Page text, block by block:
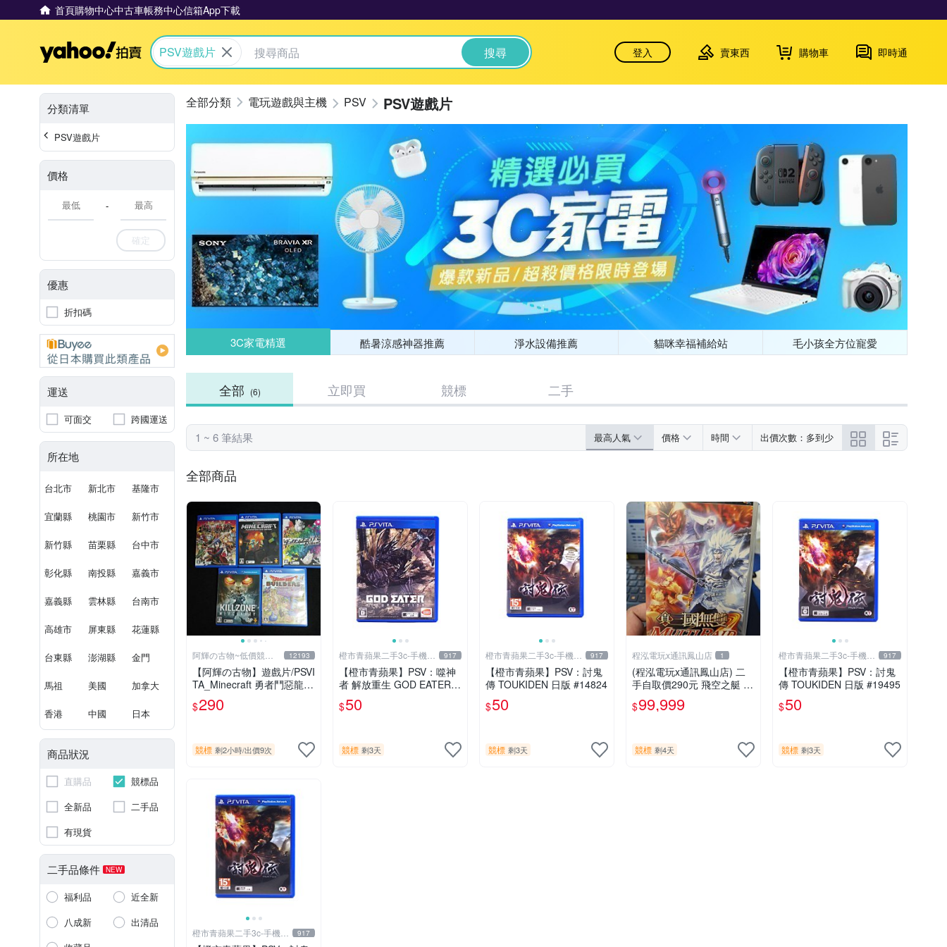
首頁購物中心中古車帳務中心信箱App下載
Yahoo拍賣
PSV遊戲片 搜尋 登入 賣東西 購物車 即時通
分類清單
PSV遊戲片
價格
-
確定
優惠
折扣碼
運送
可面交 跨國運送
所在地
台北市 新北市 基隆市
宜蘭縣 桃園市 新竹市
新竹縣 苗栗縣 台中市
彰化縣 南投縣 嘉義市
嘉義縣 雲林縣 台南市
高雄市 屏東縣 花蓮縣
台東縣 澎湖縣 金門
馬祖 美國 加拿大
香港 中國 日本
商品狀況
直購品
競標品
全新品
二手品
有現貨
二手品條件 NEW
福利品
近全新
八成新
出清品
電玩遊戲與主機 PSV PSV遊戲片
3C家電精選 酷暑涼感神器推薦 淨水設備推薦 貓咪幸福補給站 毛小孩全方位寵愛
全部 (6) 立即買 競標 二手
1 ~ 6 筆結果 最高人氣 價格 時間 出價次數：多到少
全部商品
阿輝の古物~低價競標
五六日結標
12193
【阿輝の古物】遊戲片/PSVI
TA_Minecraft 勇者鬥惡龍
殺戮地帶 英雄傳說 槍彈辯
駁 一批合售_刮痕污漬_1元
$290
競標 剩2小時/出價9次
橙市青蘋果二手3c-手機/
相機
917
【橙市青蘋果】PSV：噬神
者 解放重生 GOD EATER R
ESURRECTION 日版 #194
91
$50
競標 剩3天
橙市青蘋果二手3c-手機/
相機
917
【橙市青蘋果】PSV：討鬼
傳 TOUKIDEN 日版 #14824
$50
競標 剩3天
程泓電玩x通訊鳳山店 1
(程泓電玩x通訊鳳山店) 二
手自取價290元 飛空之艇 Ai
rship Q 中文版 FOR PS VIT
A
$99,999
競標 剩4天
橙市青蘋果二手3c-手機/
相機
917
【橙市青蘋果】PSV：討鬼
傳 TOUKIDEN 日版 #19495
$50
競標 剩3天
橙市青蘋果二手3c-手機/
相機
917